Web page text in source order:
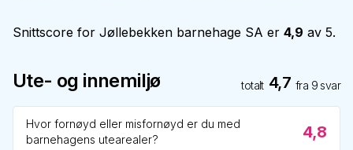
Snittscore for Jøllebekken barnehage SA er 4,9 av 5.
Ute- og innemiljø totalt 4,7 fra 9 svar
Hvor fornøyd eller misfornøyd er du med
barnehagens utearealer?
4,8